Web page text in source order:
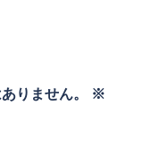
りません。
※